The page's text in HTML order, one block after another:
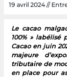
19 avril 2024 //
Le cacao
100% » labélisé
Cacao en juin
majeure
tributaire de
en place pour